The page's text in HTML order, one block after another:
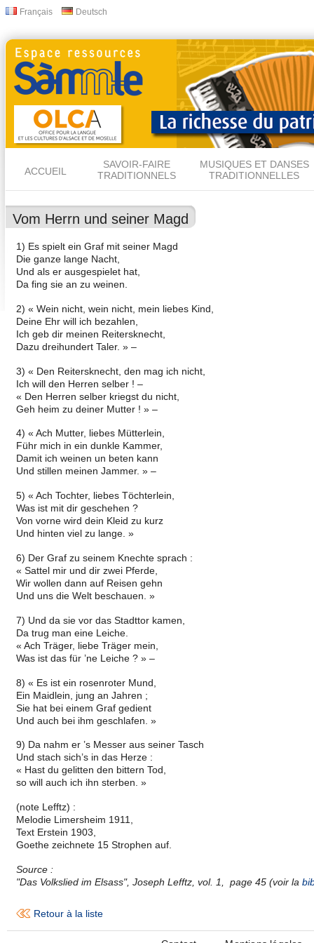
Français Deutsch
ACCUEIL
SAVOIR-FAIRE
TRADITIONNELS
MUSIQUES ET DANSES
TRADITIONNELLES
Vom Herrn und seiner Magd
1) Es spielt ein Graf mit seiner Magd
Die ganze lange Nacht,
Und als er ausgespielet hat,
Da fing sie an zu weinen.
2) « Wein nicht, wein nicht, mein liebes Kind,
Deine Ehr will ich bezahlen,
Ich geb dir meinen Reitersknecht,
Dazu dreihundert Taler. » –
3) « Den Reitersknecht, den mag ich nicht,
Ich will den Herren selber ! –
« Den Herren selber kriegst du nicht,
Geh heim zu deiner Mutter ! » –
4) « Ach Mutter, liebes Mütterlein,
Führ mich in ein dunkle Kammer,
Damit ich weinen un beten kann
Und stillen meinen Jammer. » –
5) « Ach Tochter, liebes Töchterlein,
Was ist mit dir geschehen ?
Von vorne wird dein Kleid zu kurz
Und hinten viel zu lange. »
6) Der Graf zu seinem Knechte sprach :
« Sattel mir und dir zwei Pferde,
Wir wollen dann auf Reisen gehn
Und uns die Welt beschauen. »
7) Und da sie vor das Stadttor kamen,
Da trug man eine Leiche.
« Ach Träger, liebe Träger mein,
Was ist das für ’ne Leiche ? » –
8) « Es ist ein rosenroter Mund,
Ein Maidlein, jung an Jahren ;
Sie hat bei einem Graf gedient
Und auch bei ihm geschlafen. »
9) Da nahm er ’s Messer aus seiner Tasch
Und stach sich’s in das Herze :
« Hast du gelitten den bittern Tod,
so will auch ich ihn sterben. »
(note Lefftz) :
Melodie Limersheim 1911,
Text Erstein 1903,
Goethe zeichnete 15 Strophen auf.
Source :
"Das Volkslied im Elsass", Joseph Lefftz, vol. 1, page 45 (voir la
Retour à la liste